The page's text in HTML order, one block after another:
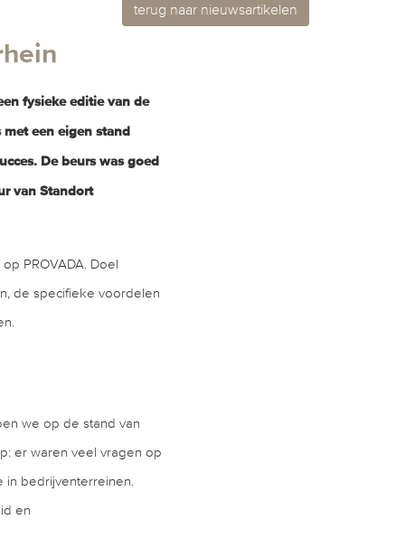
terug naar nieuwsartikelen
fysieke editie van de
een eigen stand
De beurs was goed
van Standort
PROVADA. Doel
de specifieke voordelen
we op de stand van
er waren veel vragen op
bedrijventerreinen.
en